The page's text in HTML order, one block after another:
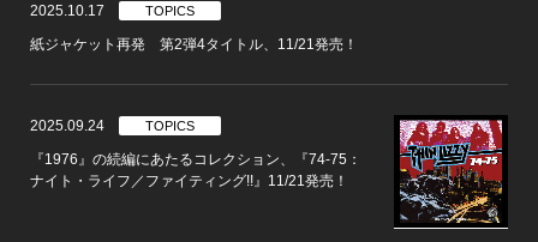
2025.10.17 TOPICS
紙ジャケット再発 第2弾4タイトル、11/21発売！
2025.09.24 TOPICS
『1976』の続編にあたるコレクション、『74-75：
ナイト・ライフ／ファイティング!!』11/21発売！